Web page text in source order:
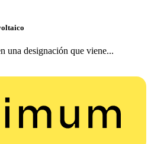
una designación que viene...